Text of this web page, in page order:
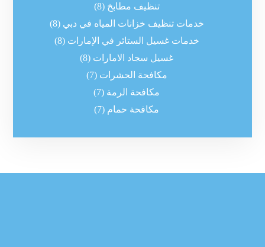
تنظيف مطابخ (8)
خدمات تنظيف خزانات المياه في دبي (8)
خدمات غسيل الستائر في الإمارات (8)
غسيل سجاد الامارات (8)
مكافحة الحشرات (7)
مكافحة الرمة (7)
مكافحة حمام (7)